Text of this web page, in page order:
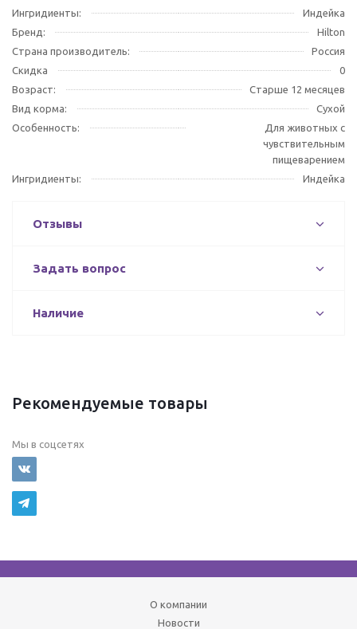
Ингридиенты:
Индейка
Бренд:
Hilton
Страна производитель:
Россия
Скидка
0
Возраст:
Старше 12 месяцев
Вид корма:
Сухой
Особенность:
Для животных с
чувствительным
пищеварением
Ингридиенты:
Индейка
Отзывы
Задать вопрос
Наличие
Рекомендуемые товары
Мы в соцсетях
О компании
Новости